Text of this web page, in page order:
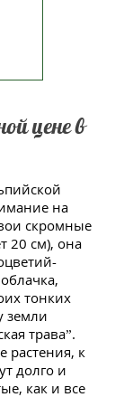
цене в
на
скромные
20 см), она
тонких
земли
трава”.
растения, к
долго и
как и все